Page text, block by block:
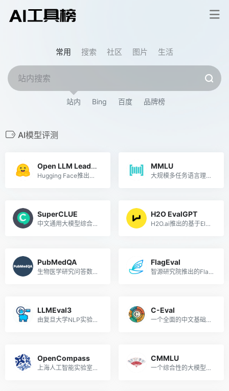
常用 搜索 社区 图片 生活
站内 Bing 百度 品牌榜
AI模型评测
Open LLM Leaderboard
Hugging Face推出的开源大模型排行榜单
MMLU
大规模多任务语言理解基准
SuperCLUE
中文通用大模型综合性测评基准
H2O EvalGPT
H2O.ai推出的基于Elo评级方法的大模型评估系统
PubMedQA
生物医学研究问答数据集和模型得分排行榜
FlagEval
智源研究院推出的FlagEval（天秤）大模型评测平台
LLMEval3
由复旦大学NLP实验室推出的大模型评测基准
C-Eval
一个全面的中文基础模型评估套件
OpenCompass
上海人工智能实验室推出的大模型开放评测体系
CMMLU
一个综合性的大模型中文评估基准